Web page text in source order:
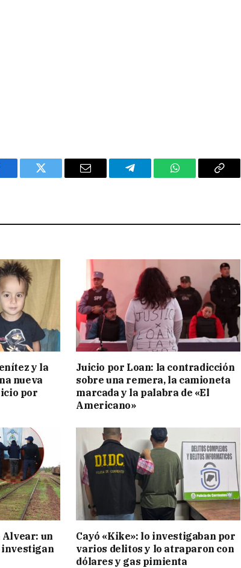
Twitter Email Telegram WhatsAppCopy
y la
nueva
por
Juicio por Loan: la contradicción
sobre una remera, la camioneta
marcada y la palabra de «El
Americano»
un
investigan
Cayó «Kike»: lo investigaban por
varios delitos y lo atraparon con
dólares y gas pimienta